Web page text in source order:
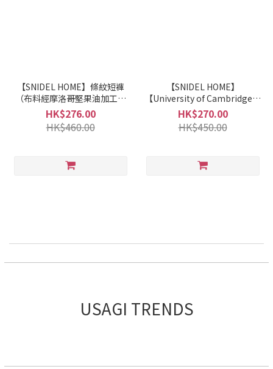
【SNIDEL HOME】條紋短褲
（布料經摩洛哥堅果油加工）
SHCP252065
HK$276.00
HK$460.00
【SNIDEL HOME】
【University of Cambridge】
英國劍橋大學聯名印象派花卉
圖案短褲 SHFP252098
HK$270.00
HK$450.00
USAGI TRENDS